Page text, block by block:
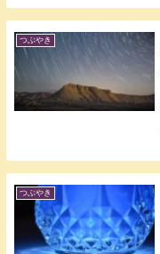
つぶやき
つぶやき